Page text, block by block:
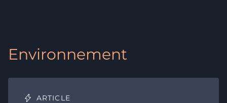
Environnement
ARTICLE